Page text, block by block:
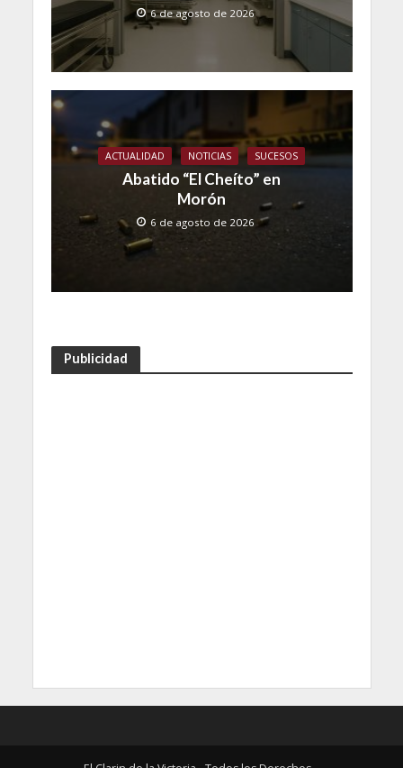
6 de agosto de 2026
ACTUALIDAD NOTICIAS SUCESOS
Abatido “El Cheíto” en
Morón
6 de agosto de 2026
Publicidad